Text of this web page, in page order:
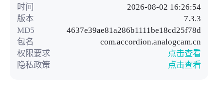
时间
2026-08-02 16:26:54
版本
7.3.3
MD5
4637e39ae81a286b1111be18cd25f78d
包名
com.accordion.analogcam.cn
权限要求
点击查看
隐私政策
点击查看